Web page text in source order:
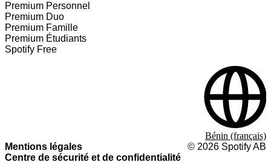
Premium Personnel
Premium Duo
Premium Famille
Premium Étudiants
Spotify Free
Mentions légales
Centre de sécurité et de confidentialité
© 2026 Spotify AB
Bénin (français)